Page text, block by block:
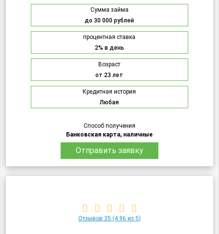
Сумма займа
до 30 000 рублей
процентная ставка
2% в день
Возраст
от 23 лет
Кредитная история
Любая
Способ получения
Банковская карта, наличные
Отправить заявку
Отзывов 35 (4.96 из 5)